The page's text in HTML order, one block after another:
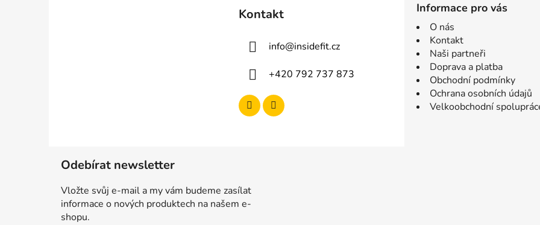
Kontakt
info@insidefit.cz
+420 792 737 873
Informace pro vás
O nás
Kontakt
Naši partneři
Doprava a platba
Obchodní podmínky
Ochrana osobních údajů
Velkoobchodní
Odebírat newsletter
Vložte svůj e-mail a my vám budeme zasílat
informace o nových produktech na našem e-
shopu.